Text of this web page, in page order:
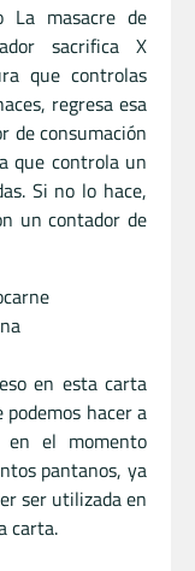
La masacre de
sacrifica X
que controlas
regresa esa
de consumación
que controla un
Si no lo hace,
un contador de
en esta carta
hacer a
en el momento
pantanos, ya
ser utilizada en
carta.